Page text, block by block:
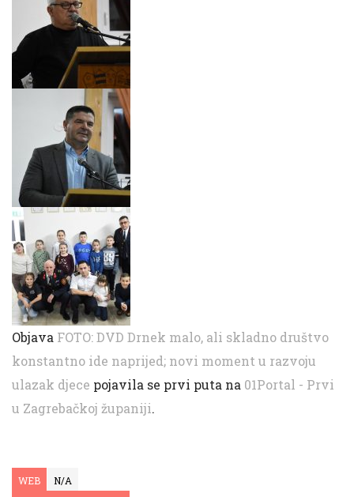
Objava FOTO: DVD Drnek malo, ali skladno društvo
konstantno ide naprijed; novi moment u razvoju
ulazak djece pojavila se prvi puta na 01Portal - Prvi
u Zagrebačkoj županiji.
WEB N/A